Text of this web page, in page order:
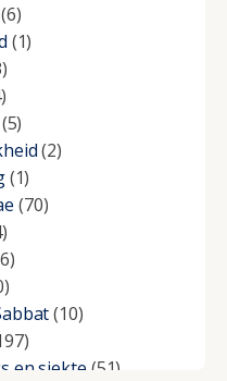
(6)
(1)
(2)
(1)
(70)
(10)
en siekte (51)